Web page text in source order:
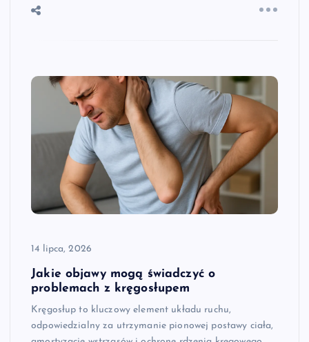
14 lipca, 2026
Jakie objawy mogą świadczyć o
problemach z kręgosłupem
Kręgosłup to kluczowy element układu ruchu,
odpowiedzialny za utrzymanie pionowej postawy ciała,